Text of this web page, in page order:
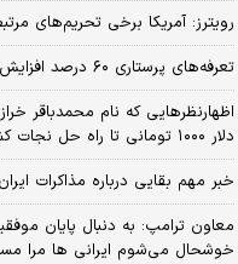
رویترز: آمریکا برخی تحریم‌های
تعرفه‌های پرستاری ۶۰ درصد افزایش یافت
اظهارنظرهایی که نام محمدباقر
دلار ۱۰۰۰ تومانی تا راه حل نجات کشور با ساخت بمب اتم و شلیک آن!
خبر مهم بقایی درباره مذاکرات
معاون ترامپ: به دنبال پایان
خوشحال می‌شوم ایرانی ها مرا